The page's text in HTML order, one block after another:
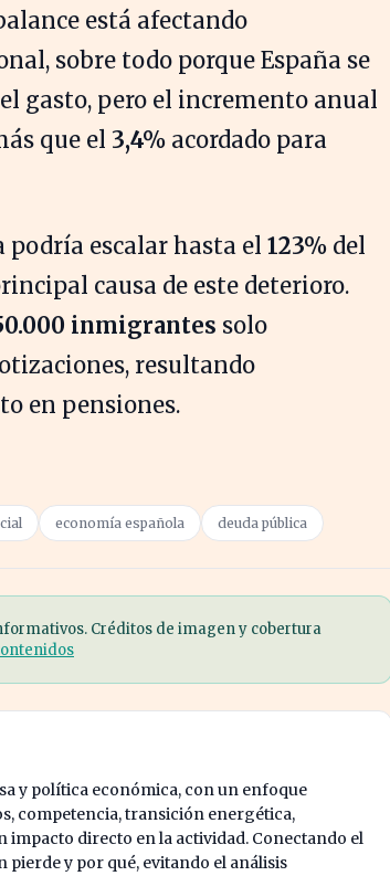
está afectando
sobre todo porque España se
gasto, pero el incremento anual
que el 3,4% acordado para
podría escalar hasta el 123% del
causa de este deterioro.
inmigrantes solo
resultando
en pensiones.
economía española deuda pública
Créditos de imagen y cobertura
y política económica, con un enfoque
competencia, transición energética,
impacto directo en la actividad. Conectando el
pierde y por qué, evitando el análisis